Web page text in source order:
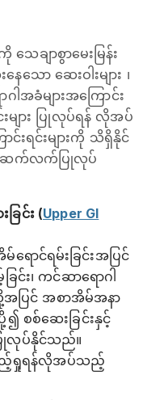
သေချာစွာမေးမြန်း
ေသော ဆေးဝါးများ ၊
အခံများအကြောင်း
းများ ပြုလုပ်ရန် လိုအပ်
င်းရင်းများကို သိရှိနိုင်
ကို ဆက်လက်ပြုလုပ်
ြင်း (Upper GI
ောင်ရမ်းခြင်းအပြင်
င်း၊ ကင်ဆာရောဂါ
ပြင် အစာအိမ်အနာ
စစ်ဆေးခြင်းနှင့်
ြုလုပ်နိုင်သည်။
ြည့်ရှုရန်လိုအပ်သည့်